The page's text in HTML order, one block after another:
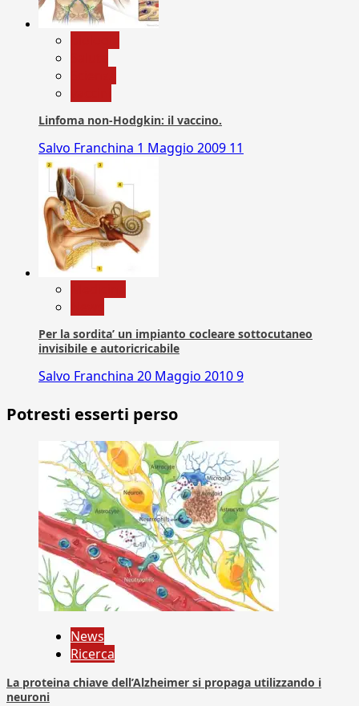
Linfoma non-Hodgkin: il vaccino.
Salvo Franchina 1 Maggio 2009 11
Per la sordita’ un impianto cocleare sottocutaneo
invisibile e autoricricabile
Salvo Franchina 20 Maggio 20109
Potresti esserti perso
News
Ricerca
La proteina chiave dell’Alzheimer si propaga utilizzando i
neuroni